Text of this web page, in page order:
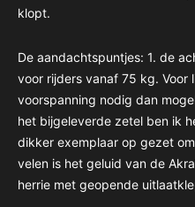
klopt.
De aandachtspuntjes: 1. de
voor rijders vanaf 75 kg. Voor
voorspanning nodig dan
het bijgeleverde zetel ben ik
dikker exemplaar op gezet
velen is het geluid van de
herrie met geopende